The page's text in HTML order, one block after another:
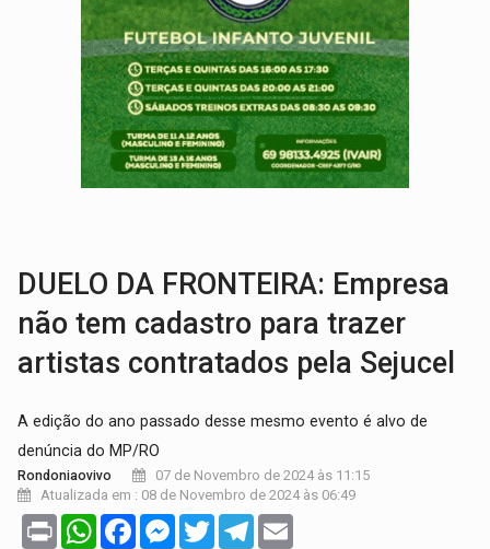
INCLUSÃO:Prefeitura fortalece parceria com a APAE para ampliar ações
DEFESA:Exército testa inovações no combate a drones durante
TEMAS SOCIOAMBIENTAIS:Em Itapuã do Oeste, CINEMAZÔNIA leva cinema
PREVISÃO:Interior de Rondônia terá sábado (8) de calor intenso
DUELO DA FRONTEIRA: Empresa
não tem cadastro para trazer
artistas contratados pela Sejucel
A edição do ano passado desse mesmo evento é alvo de
denúncia do MP/RO
Rondoniaovivo
07 de Novembro de 2024 às 11:15
Atualizada em : 08 de Novembro de 2024 às 06:49
Print WhatsAppFacebookMessenger
TwitterTelegram